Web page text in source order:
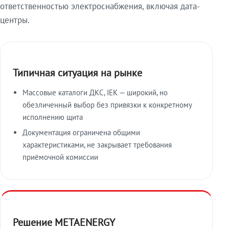
ответственностью электроснабжения, включая дата-
центры.
Типичная ситуация на рынке
Массовые каталоги ДКС, IEK — широкий, но
обезличенный выбор без привязки к конкретному
исполнению щита
Документация ограничена общими
характеристиками, не закрывает требования
приёмочной комиссии
Решение METAENERGY